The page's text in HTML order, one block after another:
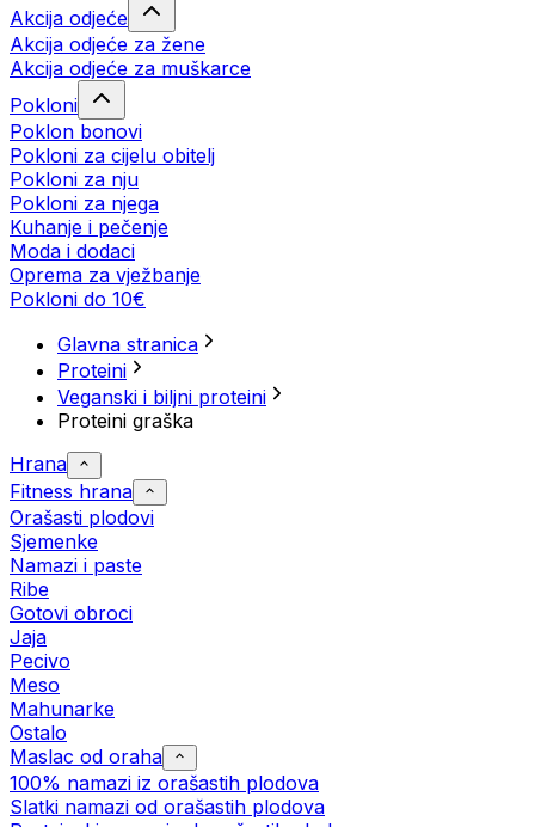
Akcija odjeće
Akcija odjeće za žene
Akcija odjeće za muškarce
Pokloni
Poklon bonovi
Pokloni za cijelu obitelj
Pokloni za nju
Pokloni za njega
Kuhanje i pečenje
Moda i dodaci
Oprema za vježbanje
Pokloni do 10€
Glavna stranica
Proteini
Veganski i biljni proteini
Proteini graška
Hrana
Fitness hrana
Orašasti plodovi
Sjemenke
Namazi i paste
Ribe
Gotovi obroci
Jaja
Pecivo
Meso
Mahunarke
Ostalo
Maslac od oraha
100% namazi iz orašastih plodova
Slatki namazi od orašastih plodova